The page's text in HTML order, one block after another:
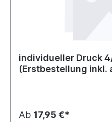
individueller Druck
(Erstbestellung inkl.
Ab 17,95 €*